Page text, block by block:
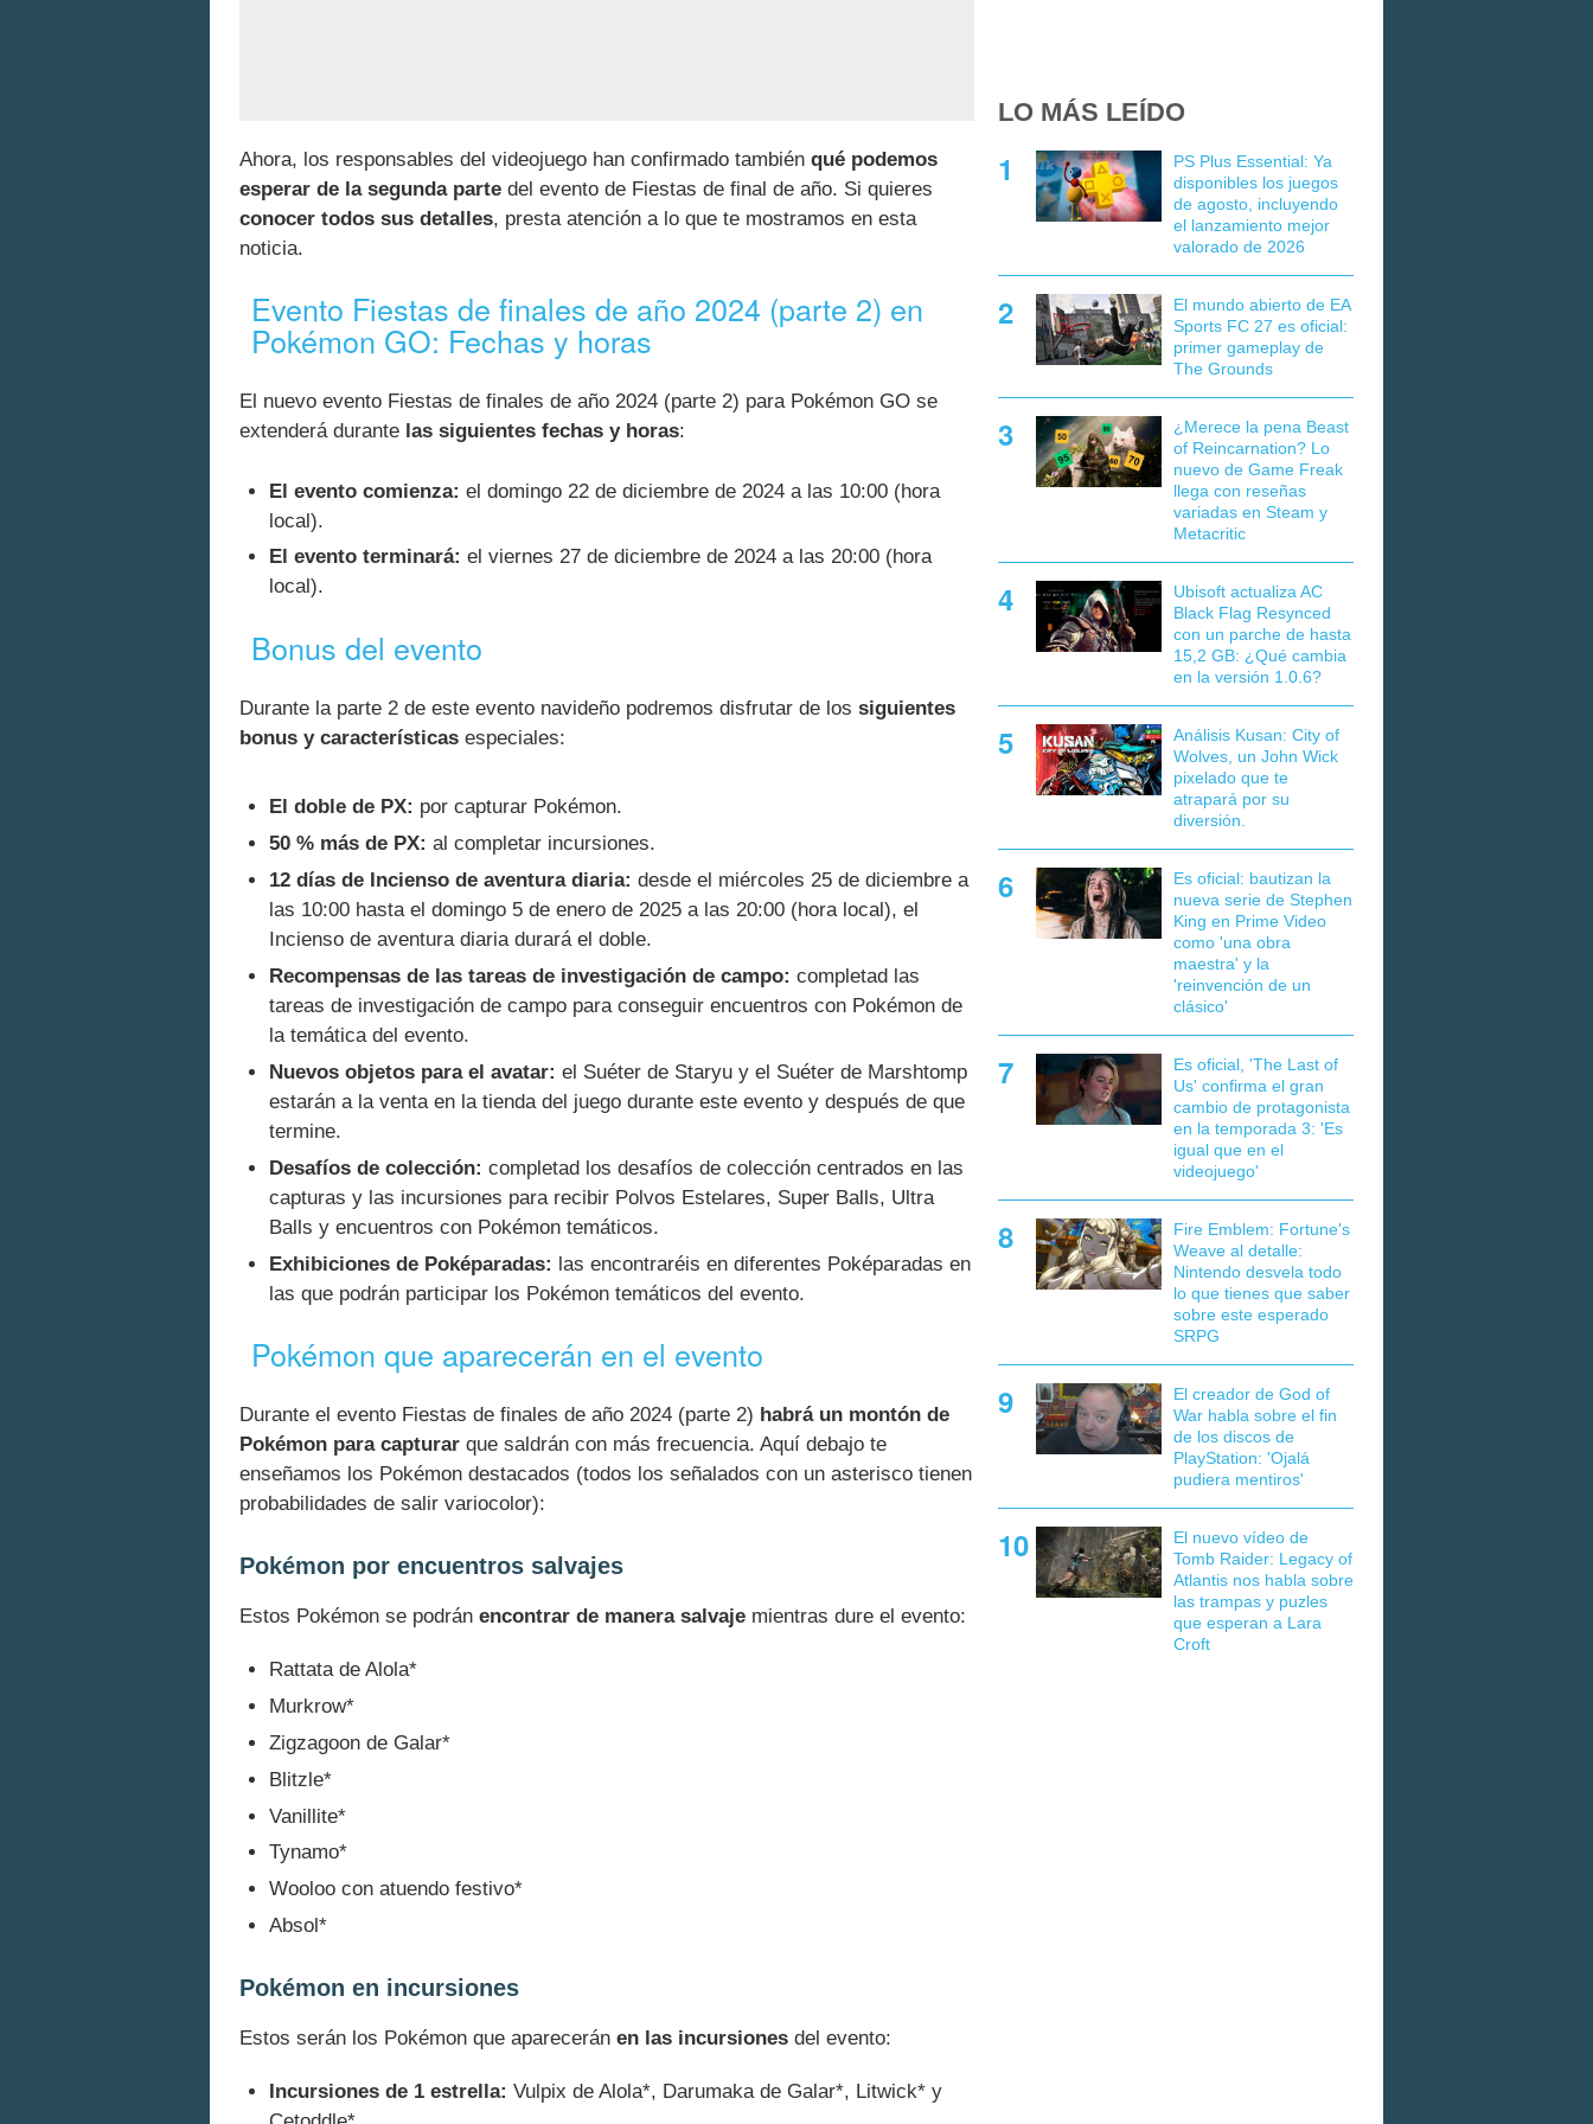
Ahora, los responsables del videojuego han confirmado también qué podemos
esperar de la segunda parte del evento de Fiestas de final de año. Si quieres
conocer todos sus detalles, presta atención a lo que te mostramos en esta
noticia.
Evento Fiestas de finales de año 2024 (parte 2) en
Pokémon GO: Fechas y horas
El nuevo evento Fiestas de finales de año 2024 (parte 2) para Pokémon GO se
extenderá durante las siguientes fechas y horas:
El evento comienza: el domingo 22 de diciembre de 2024 a las 10:00 (hora
local).
El evento terminará: el viernes 27 de diciembre de 2024 a las 20:00 (hora
local).
Bonus del evento
Durante la parte 2 de este evento navideño podremos disfrutar de los siguientes
bonus y características especiales:
El doble de PX: por capturar Pokémon.
50 % más de PX: al completar incursiones.
12 días de Incienso de aventura diaria: desde el miércoles 25 de diciembre a
las 10:00 hasta el domingo 5 de enero de 2025 a las 20:00 (hora local), el
Incienso de aventura diaria durará el doble.
Recompensas de las tareas de investigación de campo: completad las
tareas de investigación de campo para conseguir encuentros con Pokémon de
la temática del evento.
Nuevos objetos para el avatar: el Suéter de Staryu y el Suéter de Marshtomp
estarán a la venta en la tienda del juego durante este evento y después de que
termine.
Desafíos de colección: completad los desafíos de colección centrados en las
capturas y las incursiones para recibir Polvos Estelares, Super Balls, Ultra
Balls y encuentros con Pokémon temáticos.
Exhibiciones de Poképaradas: las encontraréis en diferentes Poképaradas en
las que podrán participar los Pokémon temáticos del evento.
Pokémon que aparecerán en el evento
Durante el evento Fiestas de finales de año 2024 (parte 2) habrá un montón de
Pokémon para capturar que saldrán con más frecuencia. Aquí debajo te
enseñamos los Pokémon destacados (todos los señalados con un asterisco tienen
probabilidades de salir variocolor):
Pokémon por encuentros salvajes
Estos Pokémon se podrán encontrar de manera salvaje mientras dure el evento:
Rattata de Alola*
Murkrow*
Zigzagoon de Galar*
Blitzle*
Vanillite*
Tynamo*
Wooloo con atuendo festivo*
Absol*
Pokémon en incursiones
Estos serán los Pokémon que aparecerán en las incursiones del evento:
Incursiones de 1 estrella: Vulpix de Alola*, Darumaka de Galar*, Litwick* y
LO MÁS LEÍDO
PS Plus Essential: Ya
disponibles los juegos
de agosto, incluyendo
el lanzamiento mejor
valorado de 2026
El mundo abierto de EA
Sports FC 27 es oficial:
primer gameplay de
The Grounds
¿Merece la pena Beast
of Reincarnation? Lo
nuevo de Game Freak
llega con reseñas
variadas en Steam y
Metacritic
Ubisoft actualiza AC
Black Flag Resynced
con un parche de hasta
15,2 GB: ¿Qué cambia
en la versión 1.0.6?
Análisis Kusan: City of
Wolves, un John Wick
pixelado que te
atrapará por su
diversión.
Es oficial: bautizan la
nueva serie de Stephen
King en Prime Video
como 'una obra
maestra' y la
'reinvención de un
clásico'
Es oficial, 'The Last of
Us' confirma el gran
cambio de protagonista
en la temporada 3: 'Es
igual que en el
videojuego'
Fire Emblem: Fortune's
Weave al detalle:
Nintendo desvela todo
lo que tienes que saber
sobre este esperado
SRPG
El creador de God of
War habla sobre el fin
de los discos de
PlayStation: 'Ojalá
pudiera mentiros'
El nuevo vídeo de
Tomb Raider: Legacy of
Atlantis nos habla sobre
las trampas y puzles
que esperan a Lara
Croft